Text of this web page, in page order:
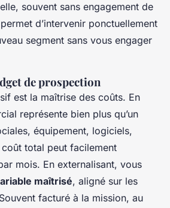
souvent sans engagement de
d’intervenir ponctuellement
segment sans vous engager
de prospection
est la maîtrise des coûts. En
représente bien plus qu’un
équipement, logiciels,
total peut facilement
mois. En externalisant, vous
maîtrisé, aligné sur les
facturé à la mission, au